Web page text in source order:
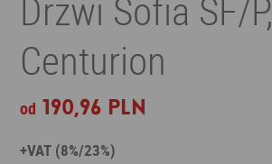
Drzwi Sofia SF/P,
Centurion
od 190,96 PLN
+VAT (8%/23%)